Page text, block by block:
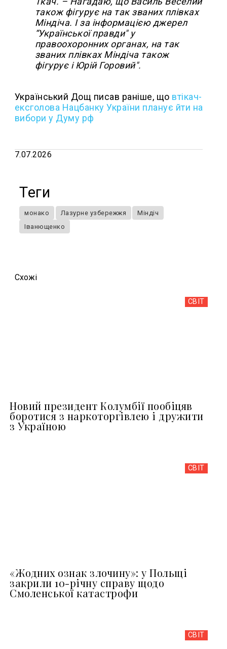
також фігурує на так званих плівках
Міндіча. І за інформацією джерел
“Української правди" у
правоохоронних органах, на так
званих плівках Міндіча також
фігурує і Юрій Горовий".
Український Дощ писав раніше, що втікач-
ексголова Нацбанку України планує йти на
вибори у Думу рф
7.07.2026
Теги
монако Лазурне узбережжя
Міндіч
Іванющенко
Схожi
СВІТ
Новий президент Колумбії пообіцяв
боротися з наркоторгівлею і дружити
з Україною
СВІТ
«Жодних ознак злочину»: у Польщі
закрили 10-річну справу щодо
Смоленської катастрофи
СВІТ